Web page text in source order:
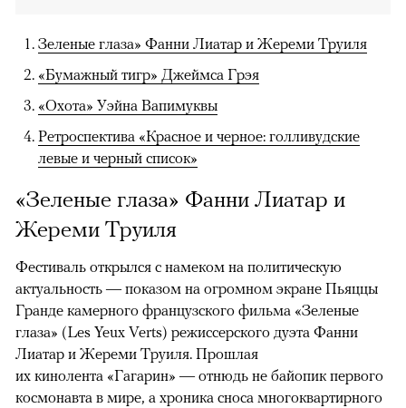
Зеленые глаза» Фанни Лиатар и Жереми Труиля
«Бумажный тигр» Джеймса Грэя
«Охота» Уэйна Вапимуквы
Ретроспектива «Красное и черное: голливудские
левые и черный список»
«Зеленые глаза» Фанни Лиатар и
Жереми Труиля
Фестиваль открылся с намеком на политическую
актуальность — показом на огромном экране Пьяццы
Гранде камерного французского фильма «Зеленые
глаза» (Les Yeux Verts) режиссерского дуэта Фанни
Лиатар и Жереми Труиля. Прошлая
их кинолента «Гагарин» — отнюдь не байопик первого
космонавта в мире, а хроника сноса многоквартирного